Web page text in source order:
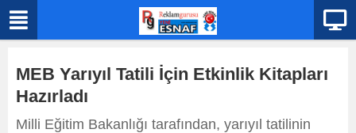
MEB Yarıyıl Tatili İçin Etkinlik Kitapları
Hazırladı
Milli Eğitim Bakanlığı tarafından, yarıyıl tatilinin